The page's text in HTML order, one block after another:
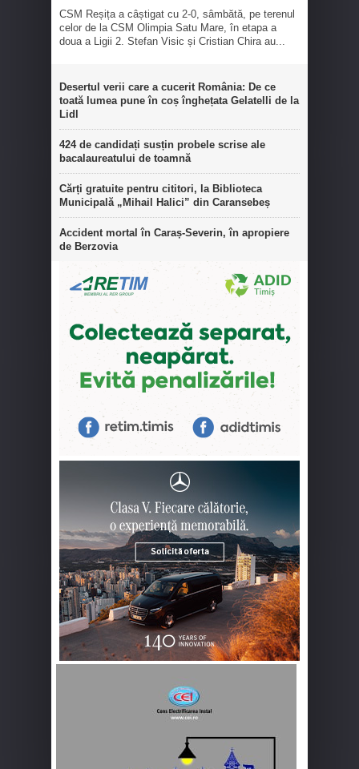
CSM Reșița a câștigat cu 2-0, sâmbătă, pe terenul
celor de la CSM Olimpia Satu Mare, în etapa a
doua a Ligii 2. Stefan Visic și Cristian Chira au...
Desertul verii care a cucerit România: De ce
toată lumea pune în coș înghețata Gelatelli de la
Lidl
424 de candidați susțin probele scrise ale
bacalaureatului de toamnă
Cărți gratuite pentru cititori, la Biblioteca
Municipală „Mihail Halici” din Caransebeș
Accident mortal în Caraș-Severin, în apropiere
de Berzovia